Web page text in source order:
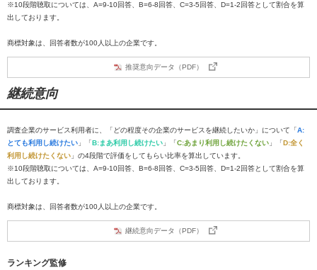
※10段階聴取については、A=9-10回答、B=6-8回答、C=3-5回答、D=1-2回答として割合を算
出しております。
商標対象は、回答者数が100人以上の企業です。
推奨意向データ（PDF）
継続意向
調査企業のサービス利用者に、「どの程度その企業のサービスを継続したいか」について「A:
とても利用し続けたい 」「B:まあ利用し続けたい 」「C:あまり利用し続けたくない 」「D:全く
利用し続けたくない 」の4段階で評価をしてもらい比率を算出しています。
※10段階聴取については、A=9-10回答、B=6-8回答、C=3-5回答、D=1-2回答として割合を算
出しております。
商標対象は、回答者数が100人以上の企業です。
継続意向データ（PDF）
ランキング監修